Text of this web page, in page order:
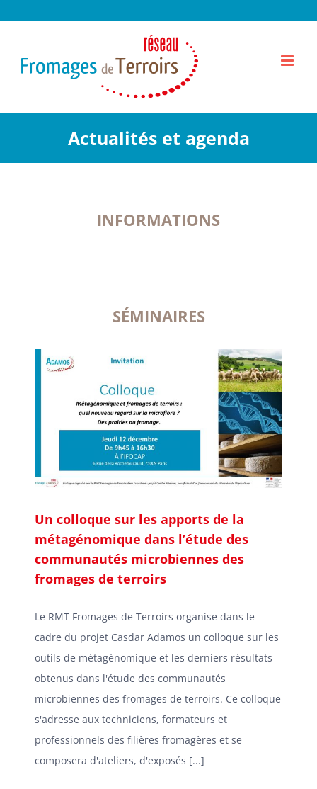
Actualités et agenda
INFORMATIONS
SÉMINAIRES
Un colloque sur les apports de la
métagénomique dans l’étude des
communautés microbiennes des
fromages de terroirs
Le RMT Fromages de Terroirs organise dans le
cadre du projet Casdar Adamos un colloque sur les
outils de métagénomique et les derniers résultats
obtenus dans l'étude des communautés
microbiennes des fromages de terroirs. Ce colloque
s'adresse aux techniciens, formateurs et
professionnels des filières fromagères et se
composera d'ateliers, d'exposés [...]